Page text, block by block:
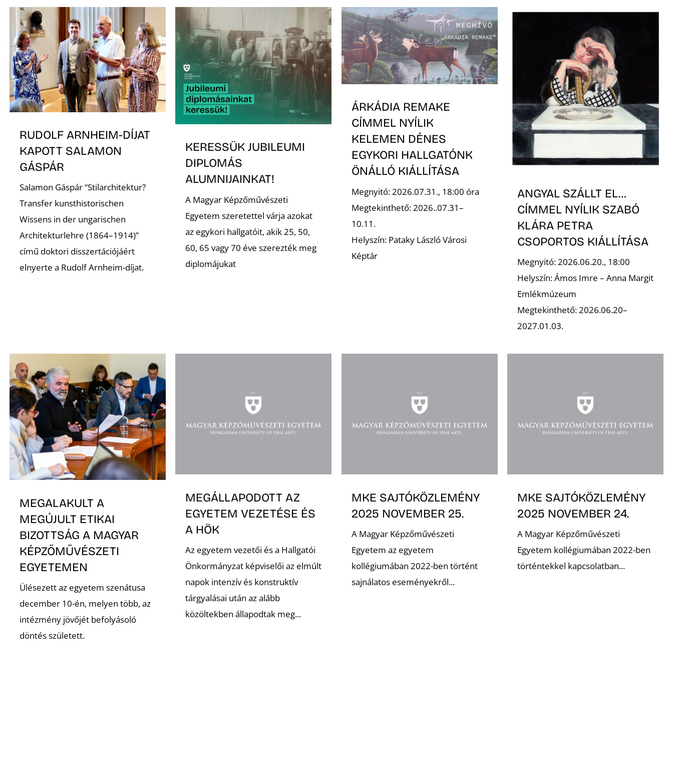
RUDOLF ARNHEIM-DÍJAT
KAPOTT SALAMON
GÁSPÁR
Salamon Gáspár “Stilarchitektur?
Transfer kunsthistorischen
Wissens in der ungarischen
Architekturlehre (1864–1914)”
című doktori disszertációjáért
elnyerte a Rudolf Arnheim-díjat.
KERESSÜK JUBILEUMI
DIPLOMÁS
ALUMNIJAINKAT!
A Magyar Képzőművészeti
Egyetem szeretettel várja azokat
az egykori hallgatóit, akik 25, 50,
60, 65 vagy 70 éve szerezték meg
diplomájukat
ÁRKÁDIA REMAKE
CÍMMEL NYÍLIK
KELEMEN DÉNES
EGYKORI HALLGATÓNK
ÖNÁLLÓ KIÁLLÍTÁSA
Megnyitó: 2026.07.31., 18:00 óra
Megtekinthető: 2026..07.31–
10.11.
Helyszín: Pataky László Városi
Képtár
ANGYAL SZÁLLT EL…
CÍMMEL NYÍLIK SZABÓ
KLÁRA PETRA
CSOPORTOS KIÁLLÍTÁSA
Megnyitó: 2026.06.20., 18:00
Helyszín: Ámos Imre – Anna Margit
Emlékmúzeum
Megtekinthető: 2026.06.20–
2027.01.03.
MEGALAKULT A
MEGÚJULT ETIKAI
BIZOTTSÁG A MAGYAR
KÉPZŐMŰVÉSZETI
EGYETEMEN
Ülésezett az egyetem szenátusa
december 10-én, melyen több, az
intézmény jövőjét befolyásoló
döntés született.
MEGÁLLAPODOTT AZ
EGYETEM VEZETÉSE ÉS
A HÖK
Az egyetem vezetői és a Hallgatói
Önkormányzat képviselői az elmúlt
napok intenzív és konstruktív
tárgyalásai után az alább
közöltekben állapodtak meg...
MKE SAJTÓKÖZLEMÉNY
2025 NOVEMBER 25.
A Magyar Képzőművészeti
Egyetem az egyetem
kollégiumában 2022-ben történt
sajnálatos eseményekről...
MKE SAJTÓKÖZLEMÉNY
2025 NOVEMBER 24.
A Magyar Képzőművészeti
Egyetem kollégiumában 2022-ben
történtekkel kapcsolatban...